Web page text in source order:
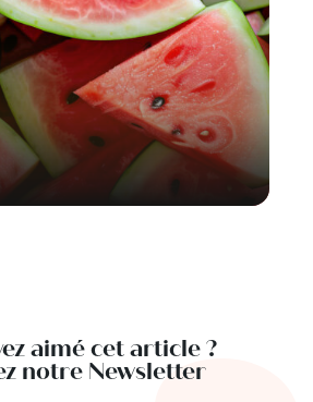
aimé cet article ?
notre Newsletter